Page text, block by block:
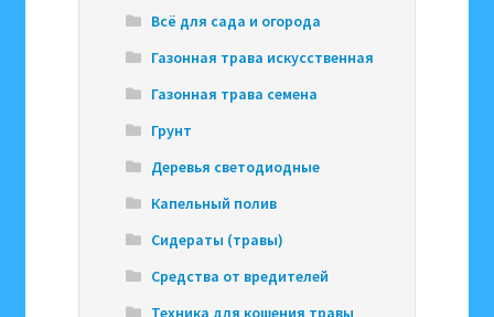
Всё для сада и огорода
Газонная трава искусственная
Газонная трава семена
Грунт
Деревья светодиодные
Капельный полив
Сидераты (травы)
Средства от вредителей
Техника для кошения травы